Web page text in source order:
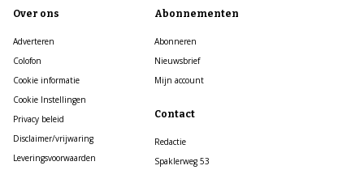
Over ons
Adverteren
Colofon
Cookie informatie
Cookie Instellingen
Privacy beleid
Disclaimer/vrijwaring
Leveringsvoorwaarden
Abonnementen
Abonneren
Nieuwsbrief
Mijn account
Contact
Redactie
Spaklerweg 53